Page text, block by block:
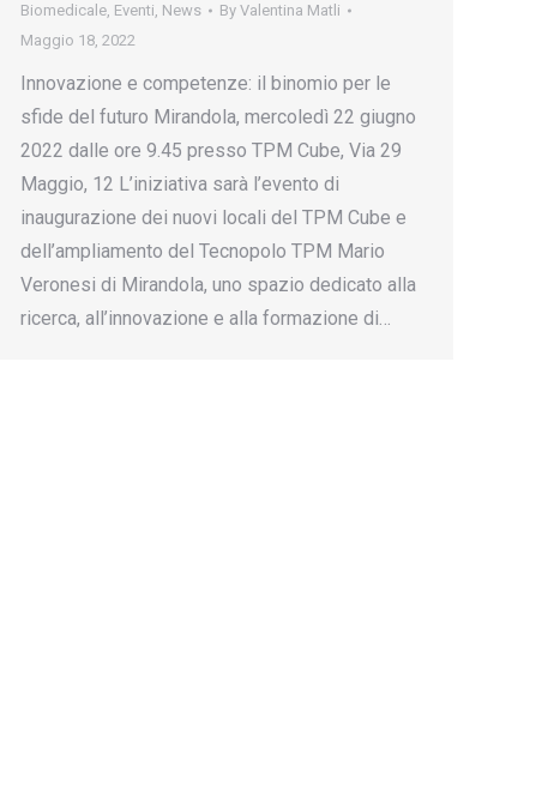
Biomedicale, Eventi, News By Valentina Matli
Maggio 18, 2022
Innovazione e competenze: il binomio per le
sfide del futuro Mirandola, mercoledì 22 giugno
2022 dalle ore 9.45 presso TPM Cube, Via 29
Maggio, 12 L’iniziativa sarà l’evento di
inaugurazione dei nuovi locali del TPM Cube e
dell’ampliamento del Tecnopolo TPM Mario
Veronesi di Mirandola, uno spazio dedicato alla
ricerca, all’innovazione e alla formazione di…